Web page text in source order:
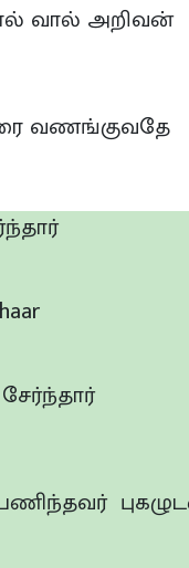
வால் அறிவன்
வணங்குவதே